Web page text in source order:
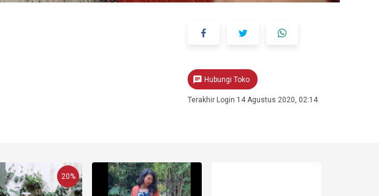
chat Hubungi Toko
Terakhir Login 14 Agustus 2020, 02:14
20%